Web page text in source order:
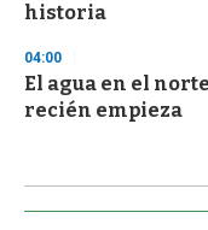
historia
04:00
El agua en el
recién empieza